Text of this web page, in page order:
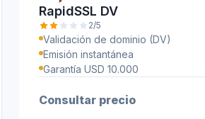
RapidSSL DV
2/5
Validación de dominio (DV)
Emisión instantánea
Garantía USD 10.000
Consultar precio